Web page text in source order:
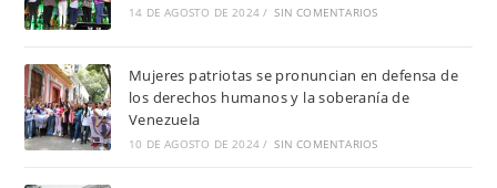
14 DE AGOSTO DE 2024 / SIN COMENTARIOS
Mujeres patriotas se pronuncian en defensa de
los derechos humanos y la soberanía de
Venezuela
10 DE AGOSTO DE 2024 / SIN COMENTARIOS